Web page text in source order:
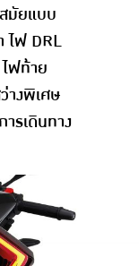
มัยแบบ
ไฟ DRL
ฟท้าย
างพิเศษ
รเดินทาง